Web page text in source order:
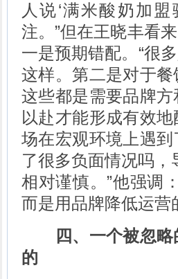
人说‘满米酸奶加
注。”但在王晓丰看
一是预期错配。“很
这样。第二是对于
这些都是需要品牌
以赴才能形成有效
场在宏观环境上遇
了很多负面情况吗，
相对谨慎。”他强调
而是用品牌降低运营
四、一个被忽
的